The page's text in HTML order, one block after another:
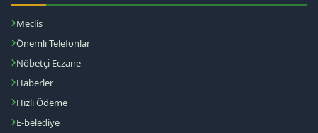
Meclis
Önemli Telefonlar
Nöbetçi Eczane
Haberler
Hızlı Ödeme
E-belediye